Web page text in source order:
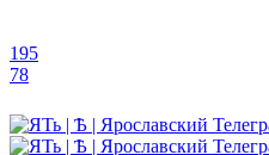
195
78